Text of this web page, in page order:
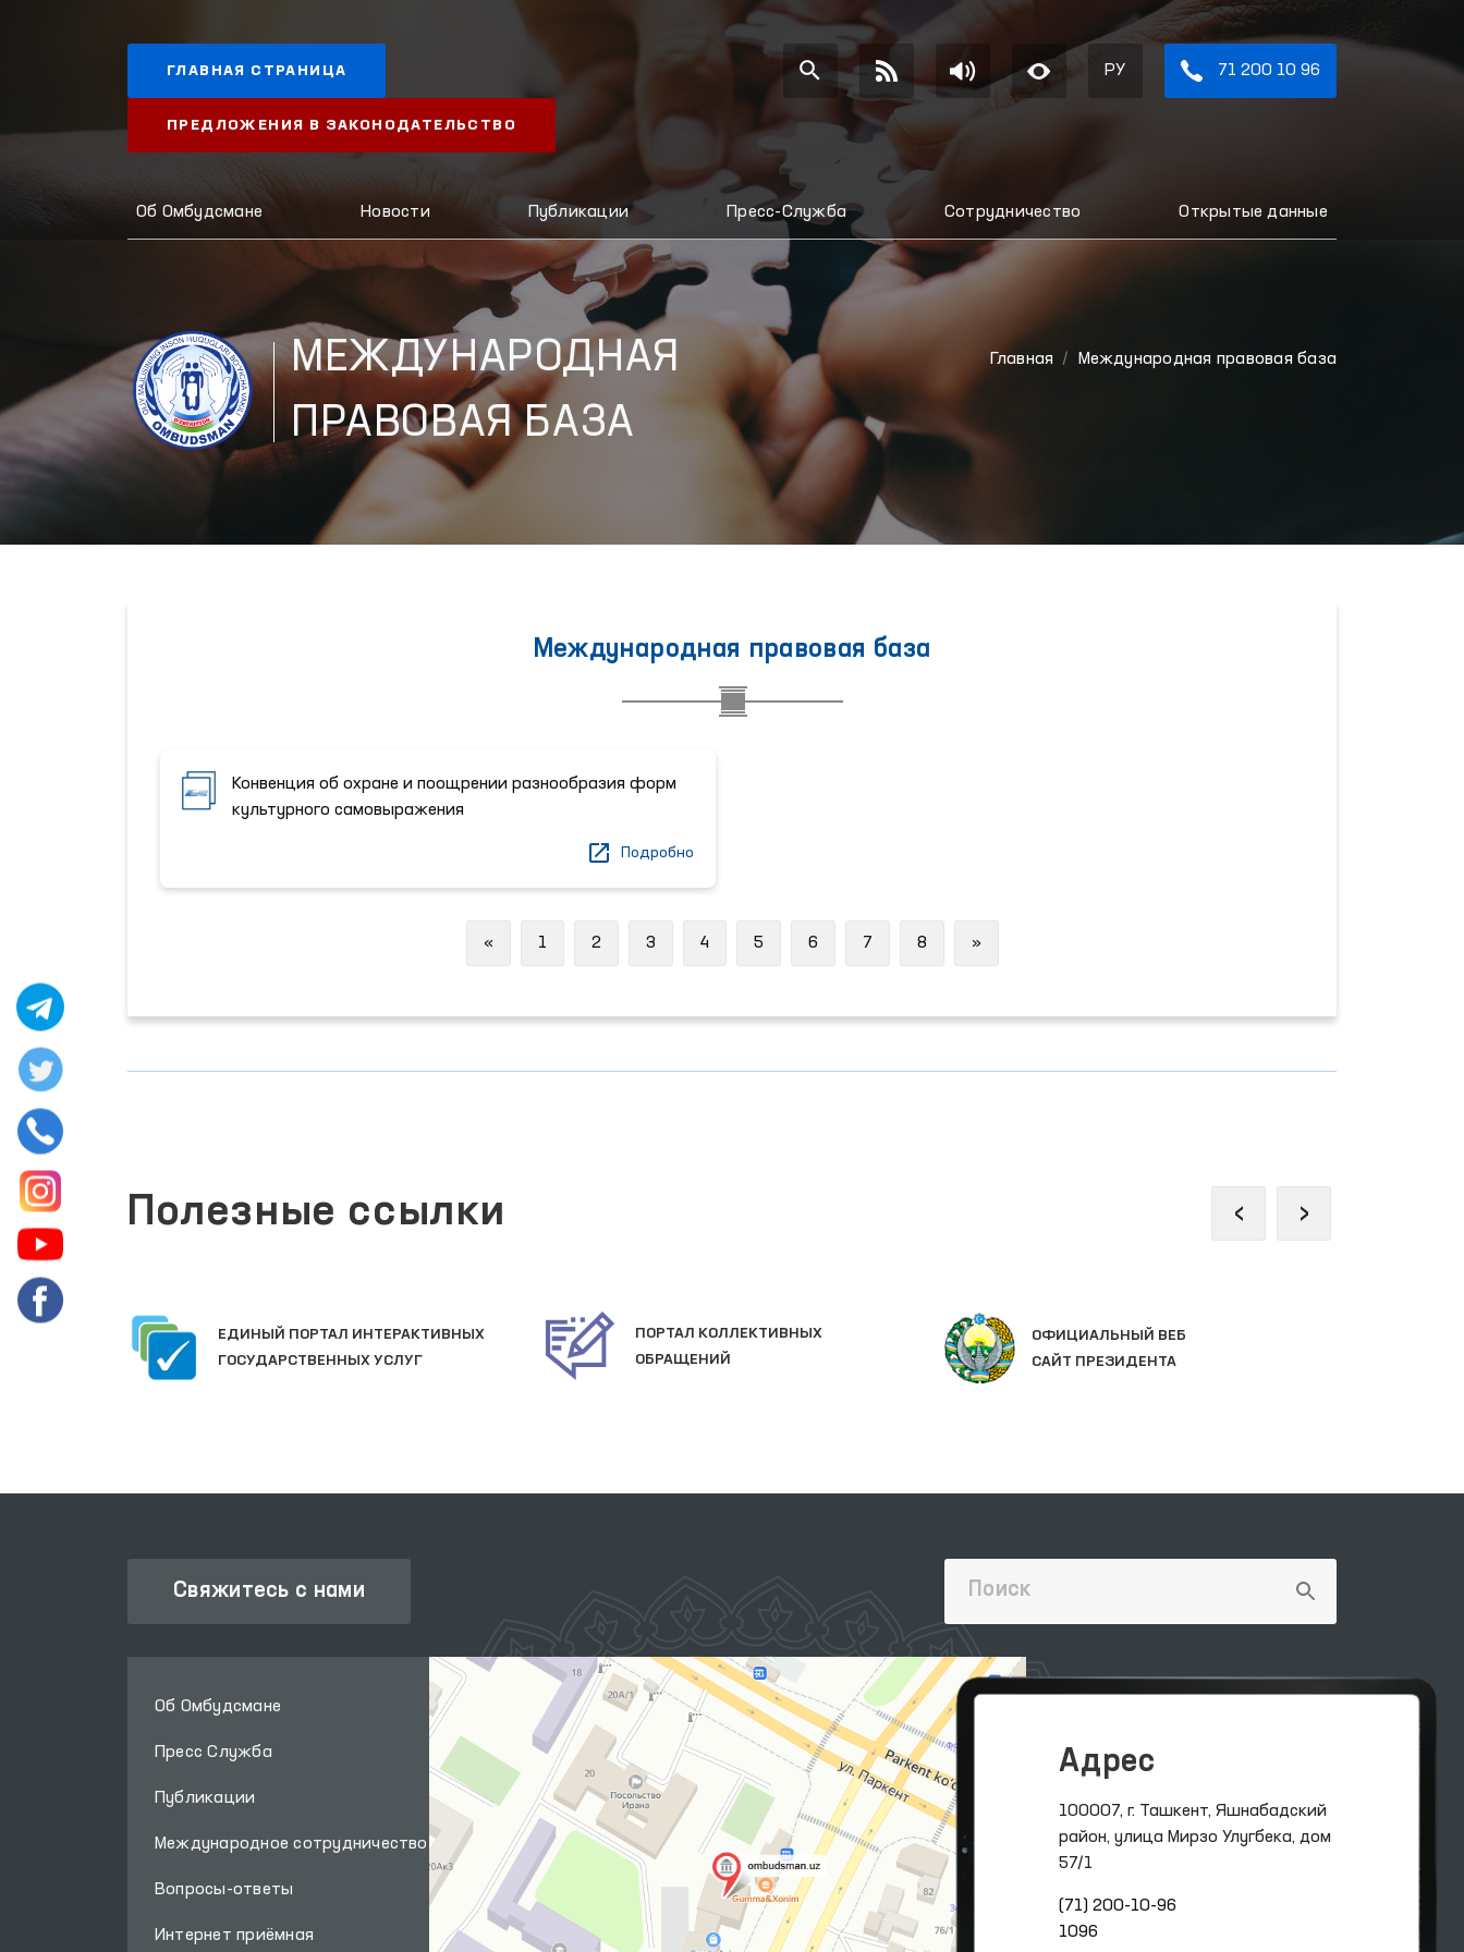
ГЛАВНАЯ СТРАНИЦА
ПРЕДЛОЖЕНИЯ В ЗАКОНОДАТЕЛЬСТВО
РУ 71 200 10 96
Об Омбудсмане Новости Публикации Пресс-Служба Сотрудничество Открытые данные
МЕЖДУНАРОДНАЯ
ПРАВОВАЯ БАЗА
Главная Международная правовая база
Международная правовая база
Конвенция об охране и поощрении разнообразия форм
культурного самовыражения
Подробно
«Previous
1 2 3 4 5 6 7 8 »Next
Полезные ссылки
ЕДИНЫЙ ПОРТАЛ ИНТЕРАКТИВНЫХ
ГОСУДАРСТВЕННЫХ УСЛУГ
ПОРТАЛ КОЛЛЕКТИВНЫХ
ОБРАЩЕНИЙ
ОФИЦИАЛЬНЫЙ ВЕБ
САЙТ ПРЕЗИДЕНТА
‹ ›
Свяжитесь с нами
Об Омбудсмане
Пресс Служба
Публикации
Международное сотрудничество
Вопросы-ответы
Интернет приёмная
Адрес
100007, г. Ташкент, Яшнабадский
район, улица Мирзо Улугбека, дом
57/1
(71) 200-10-96
1096